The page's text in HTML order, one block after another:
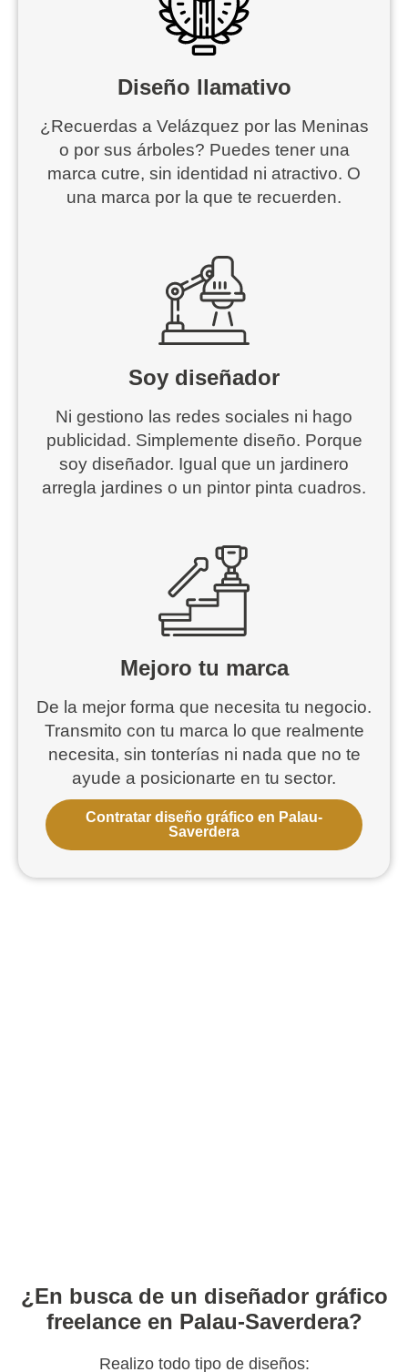
Diseño llamativo
¿Recuerdas a Velázquez por las Meninas
o por sus árboles? Puedes tener una
marca cutre, sin identidad ni atractivo. O
una marca por la que te recuerden.
Soy diseñador
Ni gestiono las redes sociales ni hago
publicidad. Simplemente diseño. Porque
soy diseñador. Igual que un jardinero
arregla jardines o un pintor pinta cuadros.
Mejoro tu marca
De la mejor forma que necesita tu negocio.
Transmito con tu marca lo que realmente
necesita, sin tonterías ni nada que no te
ayude a posicionarte en tu sector.
Contratar diseño gráfico en Palau-
Saverdera
¿En busca de un diseñador gráfico
freelance en Palau-Saverdera?
Realizo todo tipo de diseños: